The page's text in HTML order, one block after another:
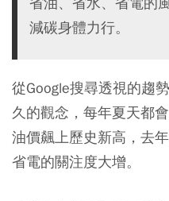
減碳身體力行。
從Google搜尋透視的趨
久的觀念，每年夏天都
油價飆上歷史新高，去
省電的關注度大增。